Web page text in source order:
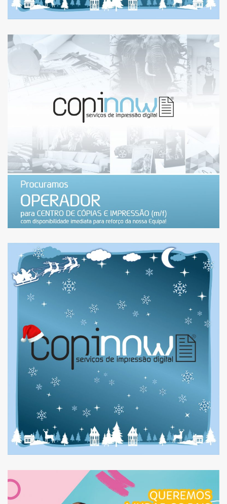
ESTAMOS A RECRUTAR:
OPERADOR DE CENTRO DE
CÓPIAS E IMPRESSÃO
(MAISHOPPING) – VAGA
PREENCHIDA
HORÁRIO DE NATAL 2023
E FIM DE ANO